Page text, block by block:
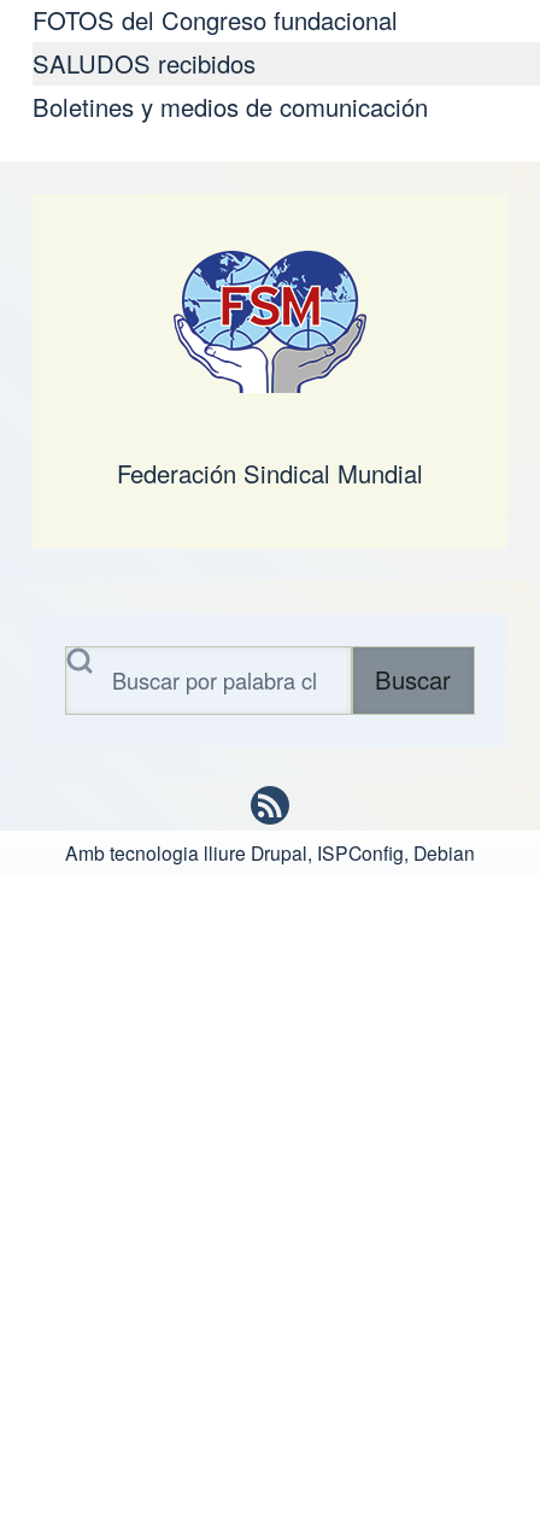
FOTOS del Congreso fundacional
SALUDOS recibidos
Boletines y medios de comunicación
Federación Sindical Mundial
Buscar
Amb tecnologia lliure Drupal, ISPConfig, Debian